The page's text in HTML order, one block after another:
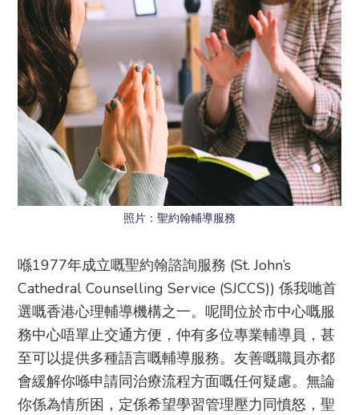
照片：聖約翰輔導服務
喺1977年成立嘅聖約翰諮詢服務 (St. John’s
Cathedral Counselling Service (SJCCS)) 係我哋首
選嘅香港心理輔導機構之一。呢間位於市中心嘅服
務中心唔單止交通方便，仲有多位專業輔導員，甚
至可以提供多種語言嘅輔導服務。友善嘅職員亦都
會緩解你喺申請同治療流程方面嘅任何疑慮。無論
你係為情所困，定係希望學習管理壓力同憤怒，聖